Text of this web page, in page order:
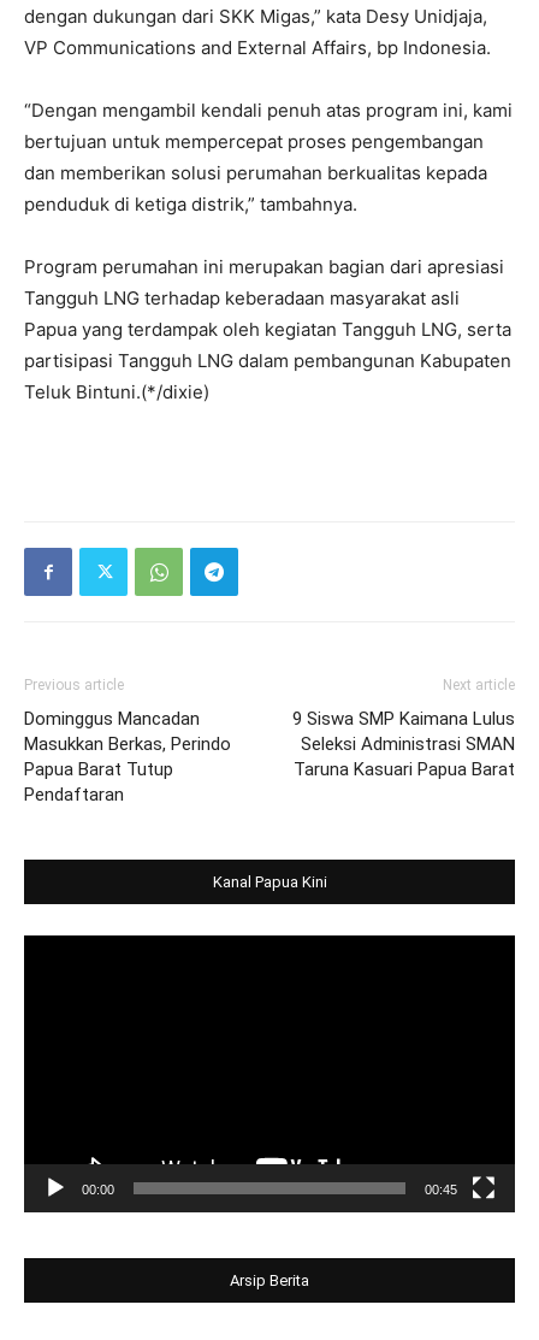
dengan dukungan dari SKK Migas,” kata Desy Unidjaja,
VP Communications and External Affairs, bp Indonesia.
“Dengan mengambil kendali penuh atas program ini, kami
bertujuan untuk mempercepat proses pengembangan
dan memberikan solusi perumahan berkualitas kepada
penduduk di ketiga distrik,” tambahnya.
Program perumahan ini merupakan bagian dari apresiasi
Tangguh LNG terhadap keberadaan masyarakat asli
Papua yang terdampak oleh kegiatan Tangguh LNG, serta
partisipasi Tangguh LNG dalam pembangunan Kabupaten
Teluk Bintuni.(*/dixie)
Previous article
Dominggus Mancadan
Masukkan Berkas, Perindo
Papua Barat Tutup
Pendaftaran
Next article
9 Siswa SMP Kaimana Lulus
Seleksi Administrasi SMAN
Taruna Kasuari Papua Barat
Kanal Papua Kini
00:00 00:45
Arsip Berita